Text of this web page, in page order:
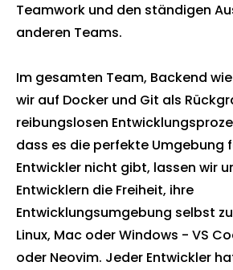
Teamwork und den ständigen
anderen Teams.
Im gesamten Team, Backend
wir auf Docker und Git als
reibungslosen
dass es die perfekte Umgebung
Entwickler nicht gibt, lassen wir
Entwicklern die Freiheit, ihre
Entwicklungsumgebung selbst
Linux, Mac oder Windows - VS
oder Neovim. Jeder Entwickler